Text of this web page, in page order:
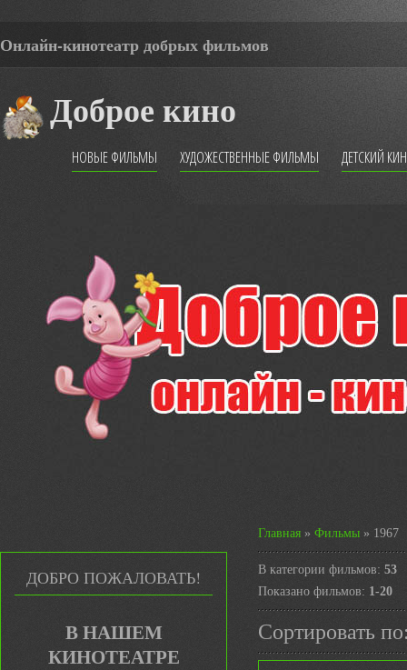
Онлайн-кинотеатр добрых фильмов
Доброе кино
НОВЫЕ ФИЛЬМЫ ХУДОЖЕСТВЕННЫЕ ФИЛЬМЫ ДЕТСКИЙ
ДОБРО ПОЖАЛОВАТЬ!
В НАШЕМ
КИНОТЕАТРЕ
Главная » Фильмы » 1967
В категории фильмов: 53
Показано фильмов: 1-20
Сортировать по